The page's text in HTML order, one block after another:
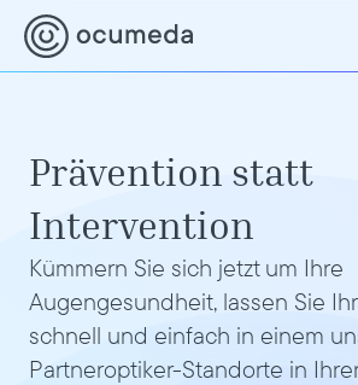
Prävention statt
Intervention
Kümmern Sie sich jetzt um Ihre
Augengesundheit, lassen Sie
schnell und einfach in einem
Partneroptiker-Standorte in
MEHR ERFAHREN